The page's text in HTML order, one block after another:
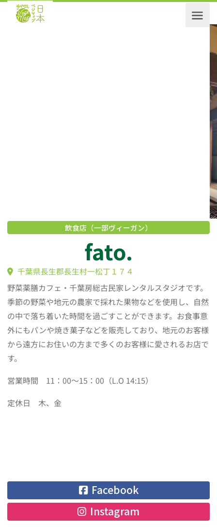
飲食店（一部ヴィーガン）
fato.
千葉県長生郡長生村一松丁１７４
野菜薬膳カフェ・千葉房総古民家レンタルスタジオです。
季節の野菜や地元の農家で採れた果物などを使用し、自然
の中で落ち着いた時間を過ごすことができます。お食事意
外にもパンや焼き菓子などを販売しており、地元のお客様
から遠方にお住いの方まで多くのお客様に愛されるお店で
す。
営業時間 11：00～15：00（L.O 14:15）
定休日 木、金
Facebook
Instagram